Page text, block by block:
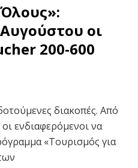
οι
200-600
διακοπές. Από
ενδιαφερόμενοι να
«Τουρισμός για